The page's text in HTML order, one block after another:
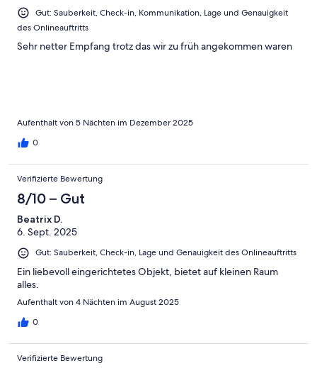
Gut: Sauberkeit, Check-in, Kommunikation, Lage und Genauigkeit
des Onlineauftritts
Sehr netter Empfang trotz das wir zu früh angekommen waren
Aufenthalt von 5 Nächten im Dezember 2025
0
Verifizierte Bewertung
8/10 – Gut
Beatrix D.
6. Sept. 2025
Gut: Sauberkeit, Check-in, Lage und Genauigkeit des Onlineauftritts
Ein liebevoll eingerichtetes Objekt, bietet auf kleinen Raum
alles.
Aufenthalt von 4 Nächten im August 2025
0
Verifizierte Bewertung